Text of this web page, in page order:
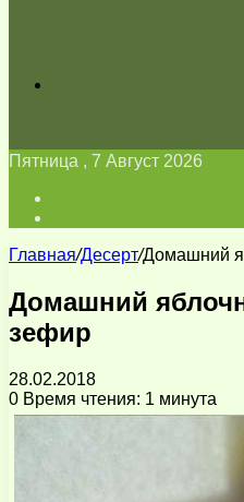
Пятница , 7 Август 2026
Главная/Десерт/Домашний
Домашний
зефир
28.02.2018
0 Время чтения: 1 минута